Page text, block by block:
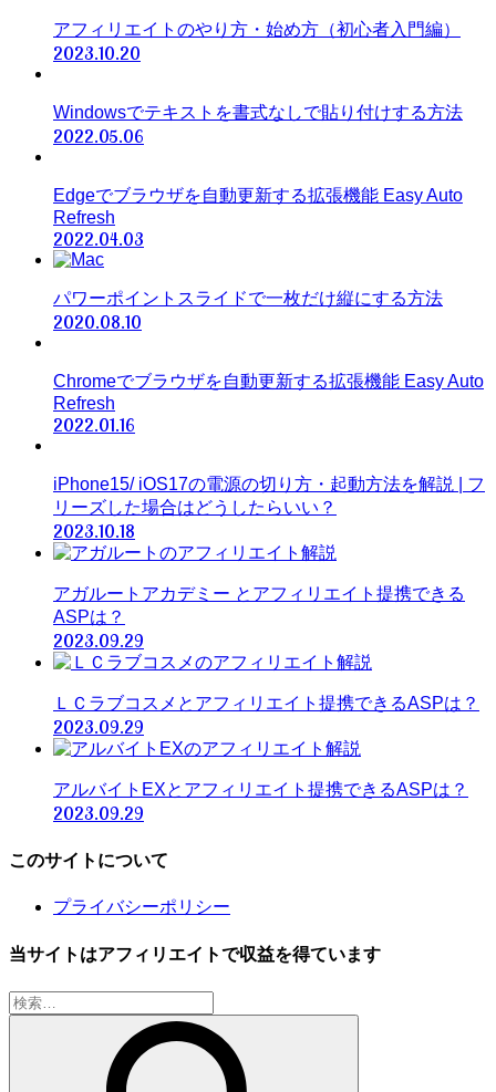
アフィリエイトのやり方・始め方（初心者入門編）
2023.10.20
Windowsでテキストを書式なしで貼り付けする方法
2022.05.06
Edgeでブラウザを自動更新する拡張機能 Easy Auto
Refresh
2022.04.03
パワーポイントスライドで一枚だけ縦にする方法
2020.08.10
Chromeでブラウザを自動更新する拡張機能 Easy Auto
Refresh
2022.01.16
iPhone15/ iOS17の電源の切り方・起動方法を解説 | フ
リーズした場合はどうしたらいい？
2023.10.18
アガルートアカデミー とアフィリエイト提携できる
ASPは？
2023.09.29
ＬＣラブコスメとアフィリエイト提携できるASPは？
2023.09.29
アルバイトEXとアフィリエイト提携できるASPは？
2023.09.29
このサイトについて
プライバシーポリシー
当サイトはアフィリエイトで収益を得ています
検
索: